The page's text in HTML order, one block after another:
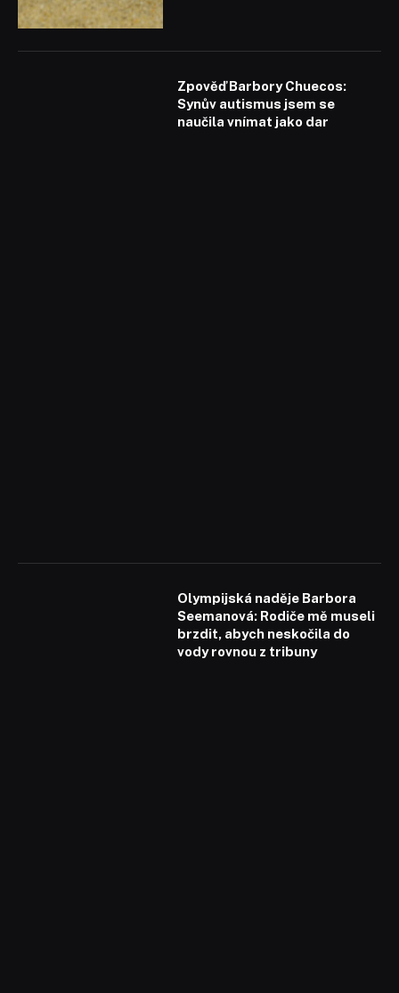
Zpověď Barbory Chuecos:
Synův autismus jsem se
naučila vnímat jako dar
Olympijská naděje Barbora
Seemanová: Rodiče mě museli
brzdit, abych neskočila do
vody rovnou z tribuny